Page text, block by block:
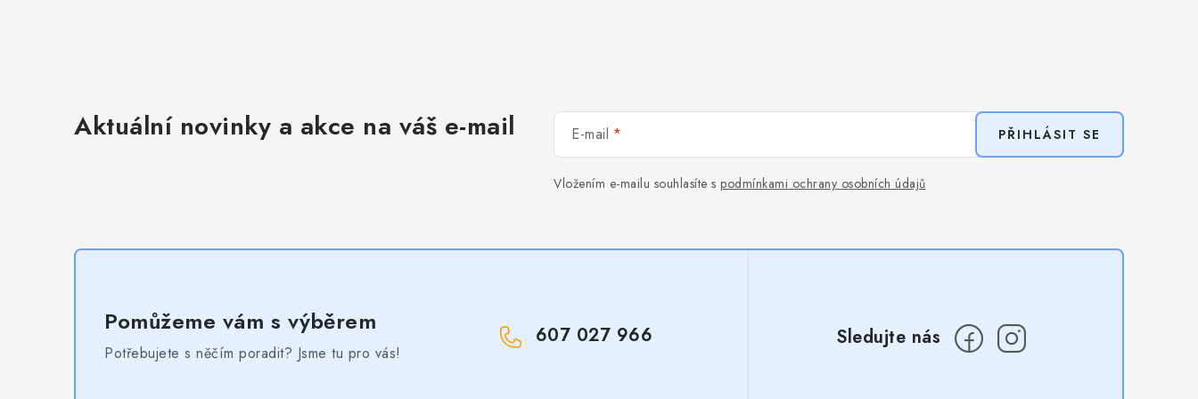
Aktuální novinky a akce na váš e-mail E-mail
Vložením e-mailu souhlasíte s podmínkami ochrany osobních údajů
PŘIHLÁSIT SE
Pomůžeme vám s výběrem
Potřebujete s něčím poradit? Jsme tu pro vás!
607 027 966